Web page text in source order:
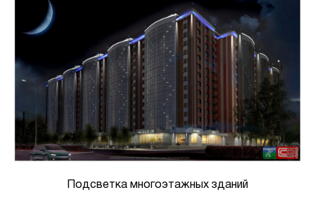
Подсветка многоэтажных зданий